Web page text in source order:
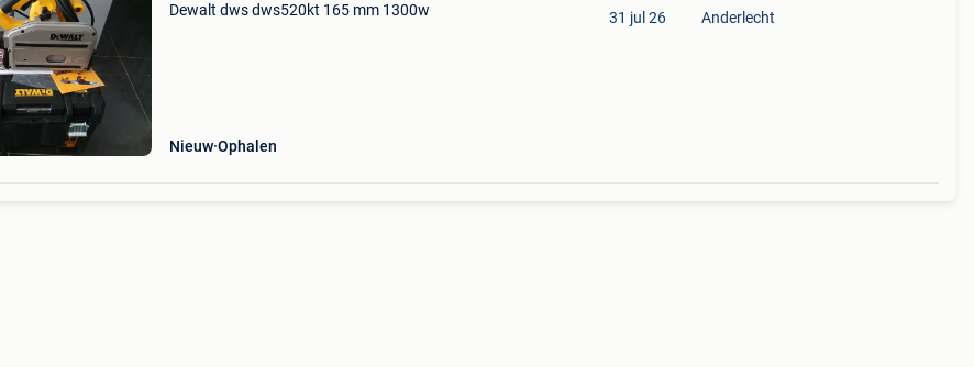
Dewalt dws dws520kt 165 mm 1300w
Nieuw Ophalen
31 jul 26 Anderlecht